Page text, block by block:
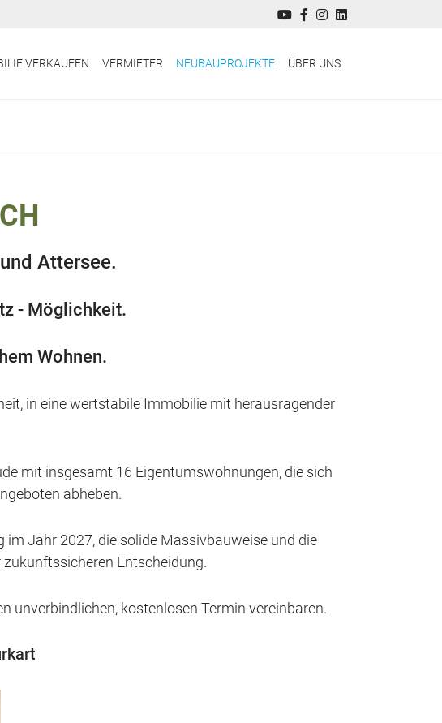
VERKAUFEN VERMIETER NEUBAUPROJEKTE ÜBER UNS
Attersee.
- Möglichkeit.
Wohnen.
in eine wertstabile Immobilie mit herausragender
mit insgesamt 16 Eigentumswohnungen, die sich
abheben.
Jahr 2027, die solide Massivbauweise und die
Entscheidung.
unverbindlichen, kostenlosen Termin vereinbaren.